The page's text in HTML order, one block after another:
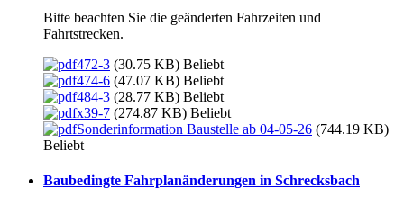
Bitte beachten Sie die geänderten Fahrzeiten und
Fahrtstrecken.
472-3 (30.75 KB) Beliebt
474-6 (47.07 KB) Beliebt
484-3 (28.77 KB) Beliebt
x39-7 (274.87 KB) Beliebt
Sonderinformation Baustelle ab 04-05-26 (744.19 KB)
Beliebt
Baubedingte Fahrplanänderungen in Schrecksbach